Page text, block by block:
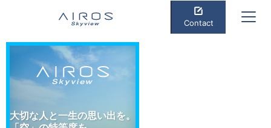
Contact
大切な人と一生の思い出を。